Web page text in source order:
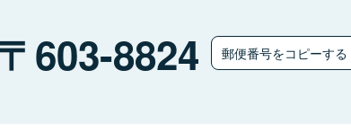
603-8824 郵便番号をコピーする